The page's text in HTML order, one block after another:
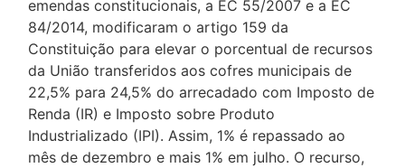
emendas constitucionais, a EC 55/2007 e a EC
84/2014, modificaram o artigo 159 da
Constituição para elevar o porcentual de recursos
da União transferidos aos cofres municipais de
22,5% para 24,5% do arrecadado com Imposto de
Renda (IR) e Imposto sobre Produto
Industrializado (IPI). Assim, 1% é repassado ao
mês de dezembro e mais 1% em julho. O recurso,